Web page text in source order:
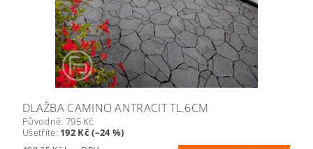
DLAŽBA CAMINO ANTRACIT TL.6CM
Původně: 795 Kč
Ušetříte: 192 Kč (–24 %)